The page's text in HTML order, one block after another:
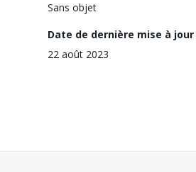
Sans objet
Date de dernière mise à jour
22 août 2023